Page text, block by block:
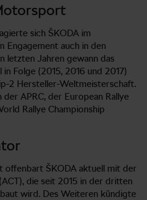
sich ŠKODA im
Engagement auch in den
letzten Jahren gewann das
Folge (2015, 2016 und 2017)
2 Hersteller-Weltmeisterschaft.
APRC, der European Rallye
Rallye Championship
offenbart ŠKODA aktuell mit der
die seit 2015 in der dritten
wird. Des Weiteren kündigte